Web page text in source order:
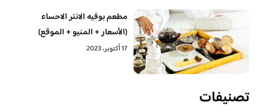
مطعم بوفيه الانتر الاحساء
(الأسعار + المنيو + الموقع)
17 أكتوبر، 2023
تصنيفات